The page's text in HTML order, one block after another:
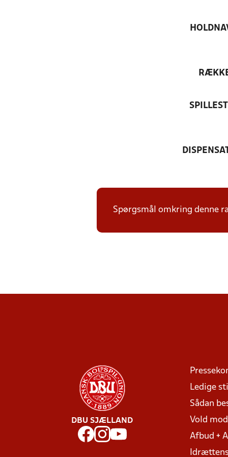
Spørgsmål omkring denne
DBU SJÆLLAND
Ledige
Sådan
Vold
Afbud +